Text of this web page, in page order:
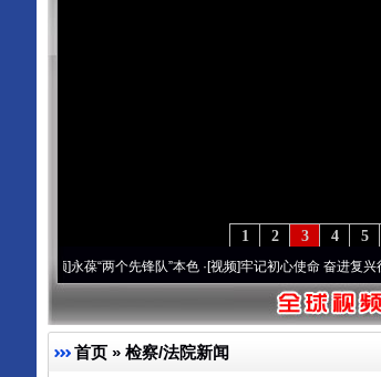
5
4
3
2
1
永葆“两个先锋队”本色·[视频]牢记初心使命 奋进复兴征程丨宝塔
首页 » 检察/法院新闻